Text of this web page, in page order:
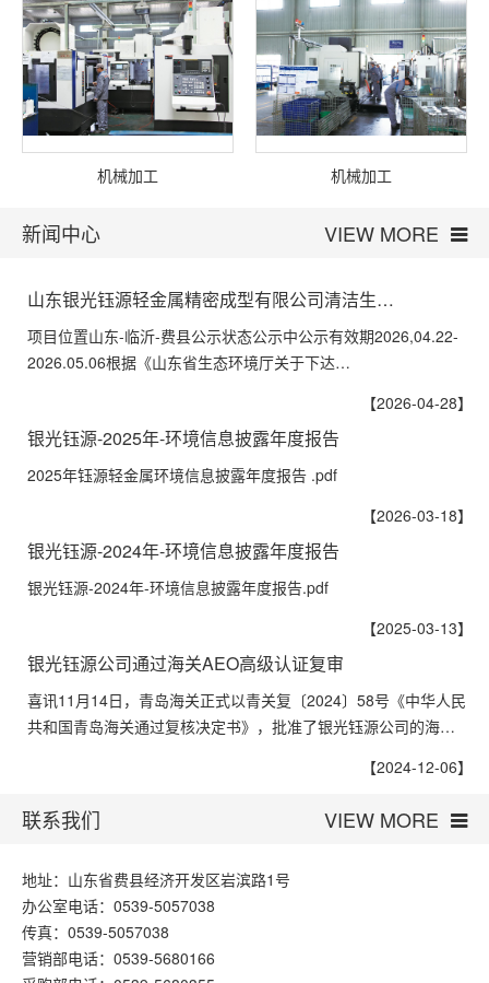
机械加工 机械加工
新闻中心 VIEW MORE
山东银光钰源轻金属精密成型有限公司清洁生…
项目位置山东-临沂-费县公示状态公示中公示有效期2026,04.22-
2026.05.06根据《山东省生态环境厅关于下达…
【2026-04-28】
银光钰源-2025年-环境信息披露年度报告
2025年钰源轻金属环境信息披露年度报告 .pdf
【2026-03-18】
银光钰源-2024年-环境信息披露年度报告
银光钰源-2024年-环境信息披露年度报告.pdf
【2025-03-13】
银光钰源公司通过海关AEO高级认证复审
喜讯11月14日，青岛海关正式以青关复〔2024〕58号《中华人民
共和国青岛海关通过复核决定书》，批准了银光钰源公司的海…
【2024-12-06】
联系我们 VIEW MORE
地址：山东省费县经济开发区岩滨路1号
办公室电话：0539-5057038
传真：0539-5057038
营销部电话：0539-5680166